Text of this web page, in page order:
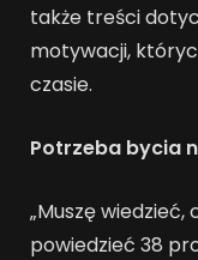
także treści
motywacji,
czasie.
Potrzeba bycia
„Muszę wiedzieć,
powiedzieć 38